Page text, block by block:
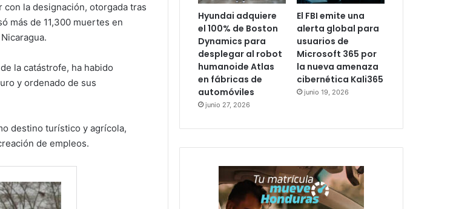
con la designación, otorgada tras
más de 11,300 muertes en
la catástrofe, ha habido
y ordenado de sus
destino turístico y agrícola,
de empleos.
Hyundai adquiere
el 100% de Boston
Dynamics para
desplegar al robot
humanoide Atlas
en fábricas de
automóviles
junio 27, 2026
El FBI emite una
alerta global para
usuarios de
Microsoft 365 por
la nueva amenaza
cibernética Kali365
junio 19, 2026